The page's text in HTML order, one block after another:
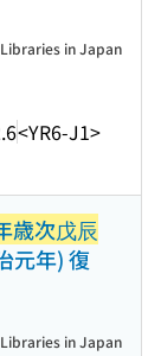
<YR6-J1>
in Japan
歳次戊辰
元年) 復
in Japan